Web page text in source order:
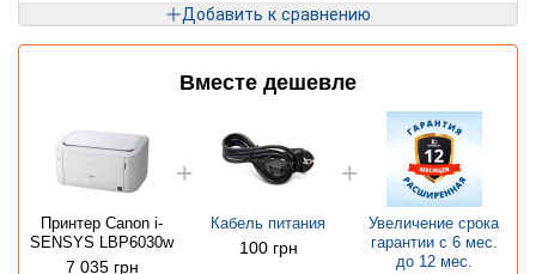
Добавить к сравнению
Вместе дешевле
Принтер Canon i-
SENSYS LBP6030w
7 035 грн
Кабель питания
100 грн
Увеличение срока
гарантии с 6 мес.
до 12 мес.